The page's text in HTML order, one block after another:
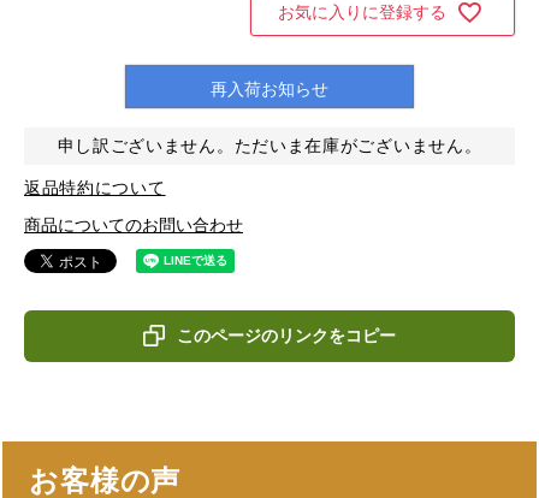
お気に入りに登録する
再入荷お知らせ
申し訳ございません。ただいま在庫がございません。
返品特約について
商品についてのお問い合わせ
このページのリンクをコピー
お客様の声